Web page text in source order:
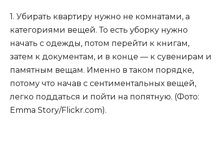
1. Убирать квартиру нужно не комнатами, а
категориями вещей. То есть уборку нужно
начать с одежды, потом перейти к книгам,
затем к документам, и в конце — к сувенирам и
памятным вещам. Именно в таком порядке,
потому что начав с сентиментальных вещей,
легко поддаться и пойти на попятную. (Фото:
Emma Story/Flickr.com).